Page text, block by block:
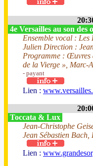
4e Versailles au son des
Ensemble vocal :
Julien Direction :
Programme : Œuvres
de la Vierge », Marc-
- payant
Lien :
Toccata & Lux
Jean-Christophe
Jean Sébastien
Lien :